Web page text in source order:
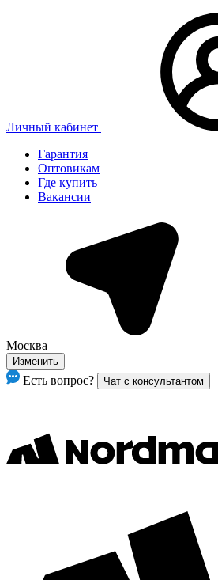
Личный кабинет
Гарантия
Оптовикам
Где купить
Вакансии
Москва
Изменить
Есть вопрос? Чат с консультантом